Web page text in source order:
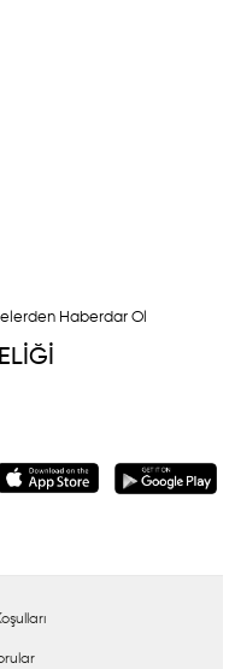
Haberdar Ol